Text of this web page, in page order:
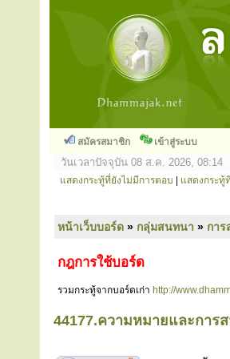
สมัครสมาชิก เข้าสู่ระบบ
วันเวลาปัจจุบัน 08 ส.ค. 2026, 08:14
แสดงกระทู้ที่ยังไม่มีการตอบ แสดงกระทู้
หน้าเว็บบอร์ด » กลุ่มสนทนา » กา
กฎการใช้บอร์ด
รวมกระทู้จากบอร์ดเก่า http://
44177.ความหมายและการ